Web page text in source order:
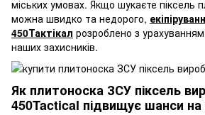
міських умовах. Якщо шукаєте піксель
можна швидко та недорого,
450Тактікал розроблено з
наших захисників.
Як плитоноска ЗСУ піксель
450Tactical підвищує шанси